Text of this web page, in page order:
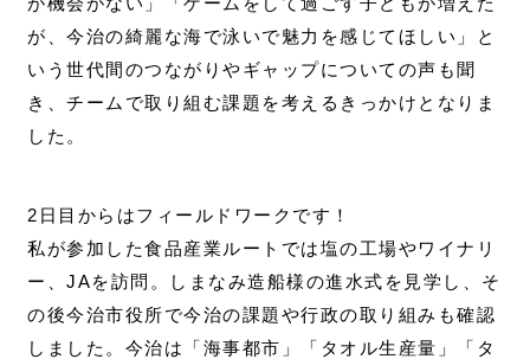
が、今治の綺麗な海で泳いで魅力を感じてほしい」と
いう世代間のつながりやギャップについての声も聞
き、チームで取り組む課題を考えるきっかけとなりま
した。
2日目からはフィールドワークです！
私が参加した食品産業ルートでは塩の工場やワイナリ
ー、JAを訪問。しまなみ造船様の進水式を見学し、そ
の後今治市役所で今治の課題や行政の取り組みも確認
しました。今治は「海事都市」「タオル生産量」「タ